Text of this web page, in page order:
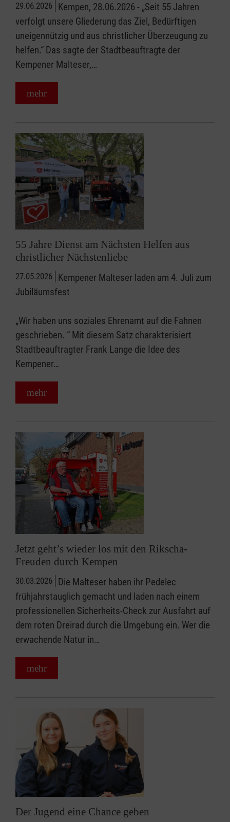
29.06.2026 Kempen, 28.06.2026 - „Seit 55 Jahren
verfolgt unsere Gliederung das Ziel, Bedürftigen
uneigennützig und aus christlicher Überzeugung zu
helfen.“ Das sagte der Stadtbeauftragte der
Kempener Malteser,…
mehr
55 Jahre Dienst am Nächsten Helfen aus
christlicher Nächstenliebe
27.05.2026 Kempener Malteser laden am 4. Juli zum
Jubiläumsfest
„Wir haben uns soziales Ehrenamt auf die Fahnen
geschrieben. “ Mit diesem Satz charakterisiert
Stadtbeauftragter Frank Lange die Idee des
Kempener…
mehr
Jetzt geht’s wieder los mit den Rikscha-
Freuden durch Kempen
30.03.2026 Die Malteser haben ihr Pedelec
frühjahrstauglich gemacht und laden nach einem
professionellen Sicherheits-Check zur Ausfahrt auf
dem roten Dreirad durch die Umgebung ein. Wer die
erwachende Natur in…
mehr
Der Jugend eine Chance geben